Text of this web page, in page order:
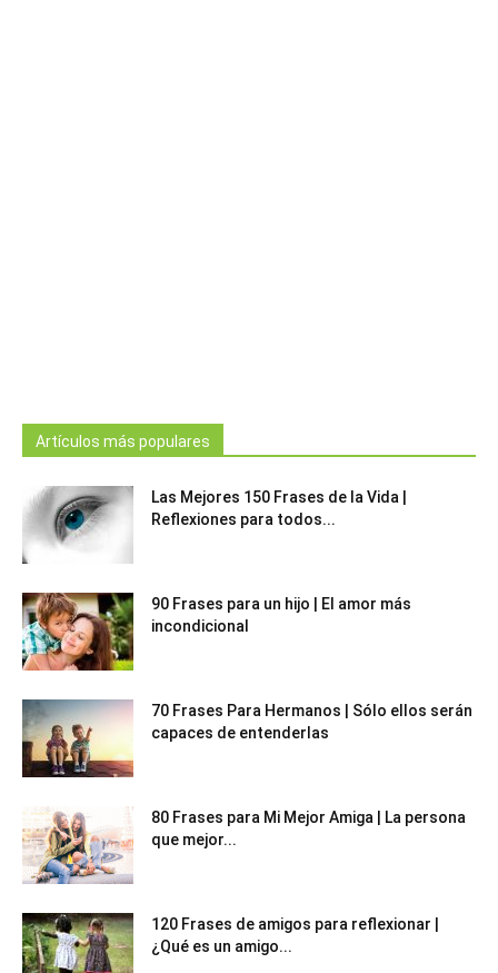
Artículos más populares
Las Mejores 150 Frases de la Vida |
Reflexiones para todos...
90 Frases para un hijo | El amor más
incondicional
70 Frases Para Hermanos | Sólo ellos serán
capaces de entenderlas
80 Frases para Mi Mejor Amiga | La persona
que mejor...
120 Frases de amigos para reflexionar |
¿Qué es un amigo...